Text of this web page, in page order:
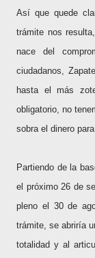
Así que quede
trámite nos
nace del
ciudadanos,
hasta el más
obligatorio, no
sobra el dinero
Partiendo de la
el próximo 26 de
pleno el 30 de
trámite, se abriría
totalidad y al